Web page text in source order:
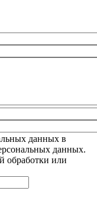
данных в
данных.
обработки или